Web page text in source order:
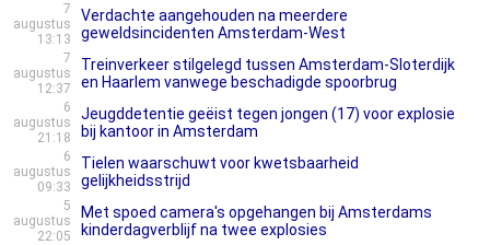
7
augustus
13:13
Verdachte aangehouden na meerdere
geweldsincidenten Amsterdam-West
7
augustus
12:37
Treinverkeer stilgelegd tussen Amsterdam-Sloterdijk
en Haarlem vanwege beschadigde spoorbrug
6
augustus
21:18
Jeugddetentie geëist tegen jongen (17) voor explosie
bij kantoor in Amsterdam
6
augustus
09:33
Tielen waarschuwt voor kwetsbaarheid
gelijkheidsstrijd
5
augustus
22:05
Met spoed camera's opgehangen bij Amsterdams
kinderdagverblijf na twee explosies